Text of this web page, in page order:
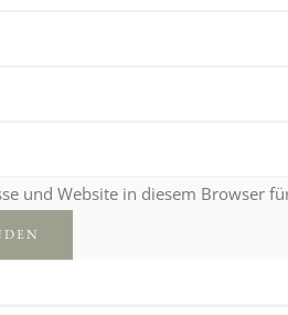
und Website in diesem Browser